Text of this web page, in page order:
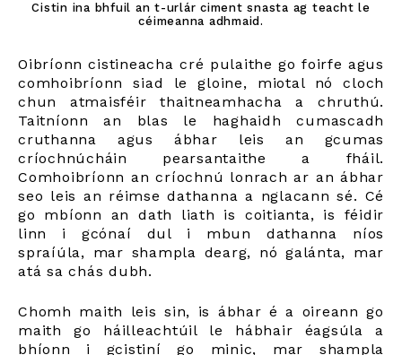
Cistin ina bhfuil an t-urlár ciment snasta ag teacht le
céimeanna adhmaid.
Oibríonn cistineacha cré pulaithe go foirfe agus
comhoibríonn siad le gloine, miotal nó cloch
chun atmaisféir thaitneamhacha a chruthú.
Taitníonn an blas le haghaidh cumascadh
cruthanna agus ábhar leis an gcumas
críochnúcháin pearsantaithe a fháil.
Comhoibríonn an críochnú lonrach ar an ábhar
seo leis an réimse dathanna a nglacann sé. Cé
go mbíonn an dath liath is coitianta, is féidir
linn i gcónaí dul i mbun dathanna níos
spraíúla, mar shampla dearg, nó galánta, mar
atá sa chás dubh.
Chomh maith leis sin, is ábhar é a oireann go
maith go háilleachtúil le hábhair éagsúla a
bhíonn i gcistiní go minic, mar shampla